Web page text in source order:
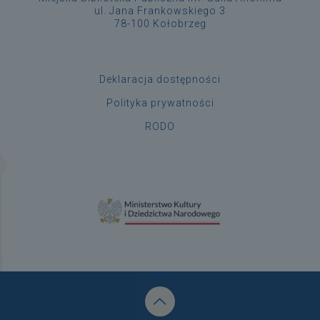
ul. Jana Frankowskiego 3
78-100 Kołobrzeg
Deklaracja dostępności
Polityka prywatności
RODO